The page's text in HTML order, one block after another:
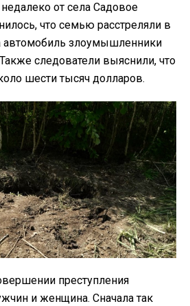
от села Садовое
что семью расстреляли в
автомобиль злоумышленники
следователи выяснили, что
шести тысяч долларов.
преступления
и женщина. Сначала так